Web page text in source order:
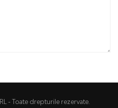
- Toate drepturile rezervate.